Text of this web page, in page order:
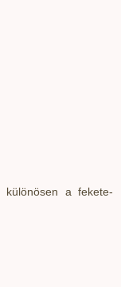
különösen a fekete-